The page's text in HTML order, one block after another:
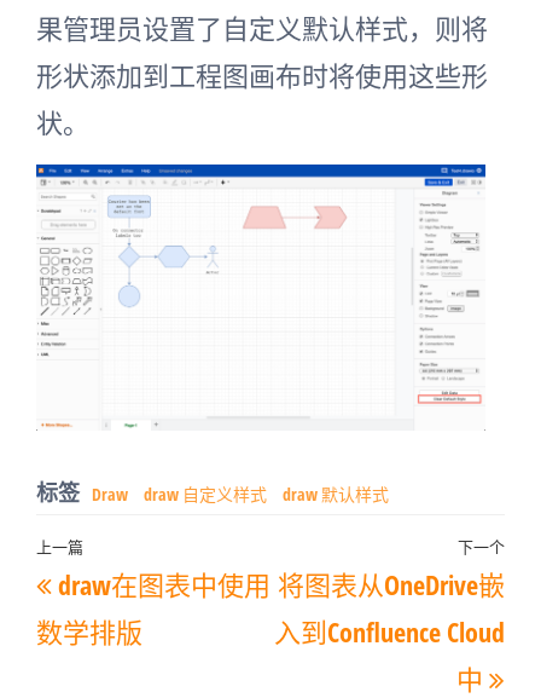
果管理员设置了自定义默认样式，则将
形状添加到工程图画布时将使用这些形
状。
标签 Draw draw 自定义样式 draw 默认样式
文
章
导
上
一
篇
上一篇
draw在图表中使用
数学排版
下
下一个
将图表从OneDrive嵌
入到Confluence Cloud
中